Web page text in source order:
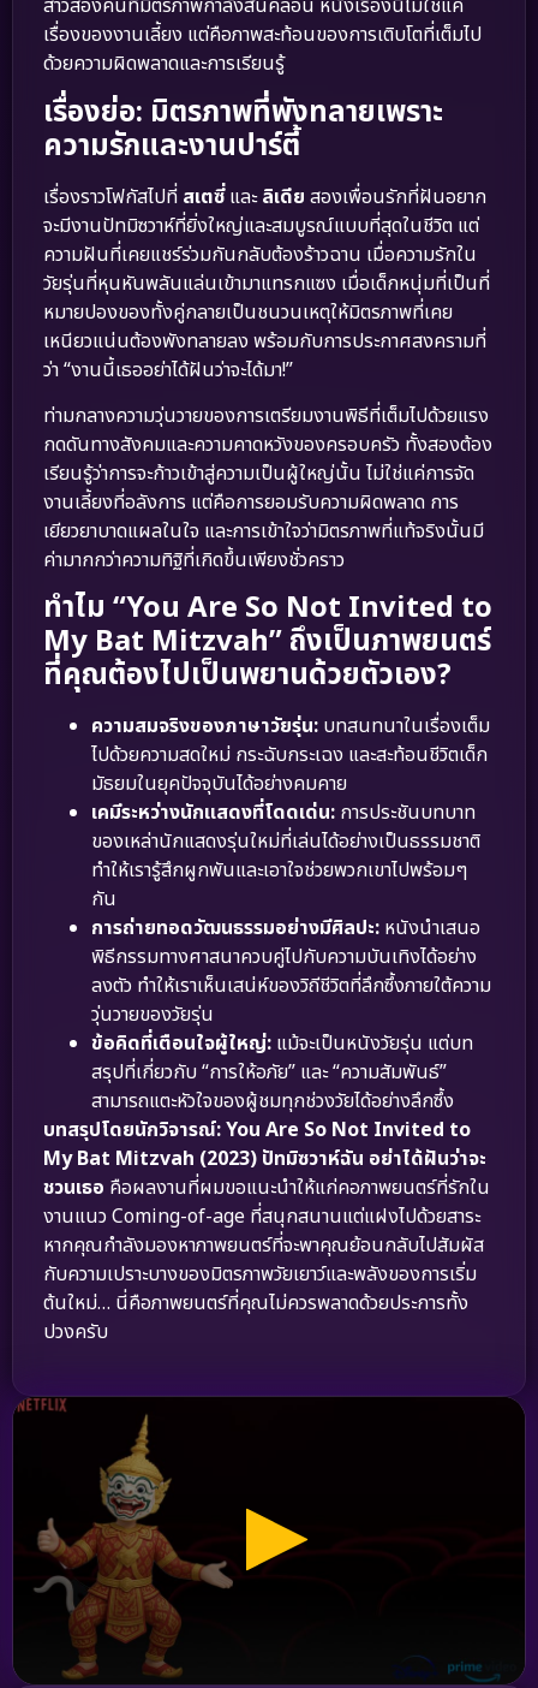
สาวสองคนที่มิตรภาพกำลังสั่นคลอน หนังเรื่องนี้ไม่ใช่แค่
เรื่องของงานเลี้ยง แต่คือภาพสะท้อนของการเติบโตที่เต็มไป
ด้วยความผิดพลาดและการเรียนรู้
เรื่องย่อ: มิตรภาพที่พังทลายเพราะ
ความรักและงานปาร์ตี้
เรื่องราวโฟกัสไปที่ สเตซี่และลิเดีย สองเพื่อนรักที่ฝันอยาก
จะมีงานปัทมิซวาห์ที่ยิ่งใหญ่และสมบูรณ์แบบที่สุดในชีวิต แต่
ความฝันที่เคยแชร์ร่วมกันกลับต้องร้าวฉาน เมื่อความรักใน
วัยรุ่นที่หุนหันพลันแล่นเข้ามาแทรกแซง เมื่อเด็กหนุ่มที่เป็นที่
หมายปองของทั้งคู่กลายเป็นชนวนเหตุให้มิตรภาพที่เคย
เหนียวแน่นต้องพังทลายลง พร้อมกับการประกาศสงครามที่
ว่า “งานนี้เธออย่าได้ฝันว่าจะได้มา!”
ท่ามกลางความวุ่นวายของการเตรียมงานพิธีที่เต็มไปด้วยแรง
กดดันทางสังคมและความคาดหวังของครอบครัว ทั้งสองต้อง
เรียนรู้ว่าการจะก้าวเข้าสู่ความเป็นผู้ใหญ่นั้น ไม่ใช่แค่การจัด
งานเลี้ยงที่อลังการ แต่คือการยอมรับความผิดพลาด การ
เยียวยาบาดแผลในใจ และการเข้าใจว่ามิตรภาพที่แท้จริงนั้นมี
ค่ามากกว่าความทิฐิที่เกิดขึ้นเพียงชั่วคราว
ทำไม “You Are So Not Invited to
My Bat Mitzvah” ถึงเป็นภาพยนตร์
ที่คุณต้องไปเป็นพยานด้วยตัวเอง?
ความสมจริงของภาษาวัยรุ่น: บทสนทนาในเรื่องเต็ม
ไปด้วยความสดใหม่ กระฉับกระเฉง และสะท้อนชีวิตเด็ก
มัธยมในยุคปัจจุบันได้อย่างคมคาย
เคมีระหว่างนักแสดงที่โดดเด่น: การประชันบทบาท
ของเหล่านักแสดงรุ่นใหม่ที่เล่นได้อย่างเป็นธรรมชาติ
ทำให้เรารู้สึกผูกพันและเอาใจช่วยพวกเขาไปพร้อมๆ
กัน
การถ่ายทอดวัฒนธรรมอย่างมีศิลปะ: หนังนำเสนอ
พิธีกรรมทางศาสนาควบคู่ไปกับความบันเทิงได้อย่าง
ลงตัว ทำให้เราเห็นเสน่ห์ของวิถีชีวิตที่ลึกซึ้งภายใต้ความ
วุ่นวายของวัยรุ่น
ข้อคิดที่เตือนใจผู้ใหญ่: แม้จะเป็นหนังวัยรุ่น แต่บท
สรุปที่เกี่ยวกับ “การให้อภัย” และ “ความสัมพันธ์”
สามารถแตะหัวใจของผู้ชมทุกช่วงวัยได้อย่างลึกซึ้ง
บทสรุปโดยนักวิจารณ์:You Are So Not Invited to
My Bat Mitzvah (2023) ปัทมิซวาห์ฉัน อย่าได้ฝันว่าจะ
ชวนเธอ คือผลงานที่ผมขอแนะนำให้แก่คอภาพยนตร์ที่รักใน
งานแนว Coming-of-age ที่สนุกสนานแต่แฝงไปด้วยสาระ
หากคุณกำลังมองหาภาพยนตร์ที่จะพาคุณย้อนกลับไปสัมผัส
กับความเปราะบางของมิตรภาพวัยเยาว์และพลังของการเริ่ม
ต้นใหม่… นี่คือภาพยนตร์ที่คุณไม่ควรพลาดด้วยประการทั้ง
ปวงครับ